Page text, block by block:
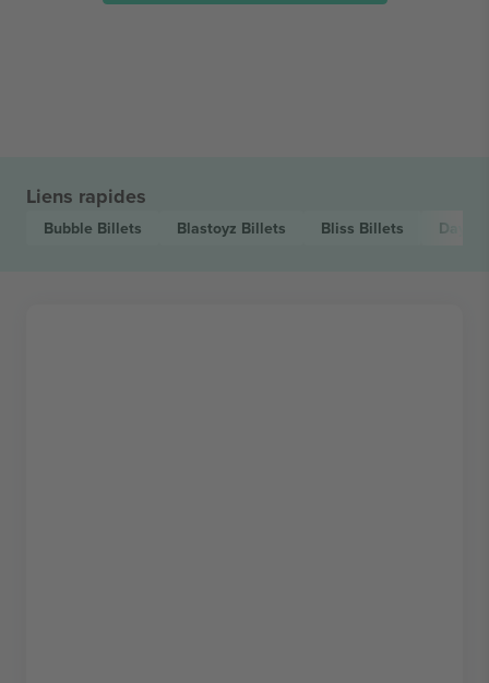
Liens rapides
Bubble Billets Blastoyz Billets Bliss Billets